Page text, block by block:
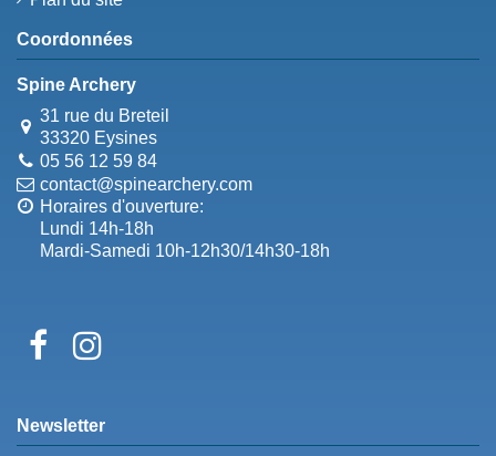
Coordonnées
Spine Archery
31 rue du Breteil
33320 Eysines
05 56 12 59 84
contact@spinearchery.com
Horaires d'ouverture:
Lundi 14h-18h
Mardi-Samedi 10h-12h30/14h30-18h
Newsletter